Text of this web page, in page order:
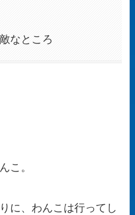
なところ
こ。
に、わんこは行ってし